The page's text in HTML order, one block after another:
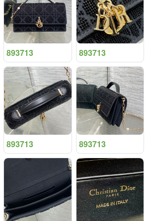
893713 893713
893713 893713